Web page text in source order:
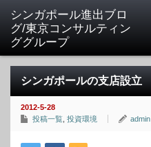
シンガポール進出ブロ
グ/東京コンサルティン
ググループ
シンガポールの支店設立
2012-5-28
投稿一覧 投資環境 admin